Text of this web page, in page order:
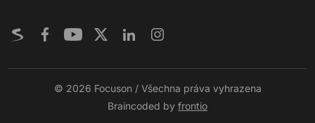
© 2026 Focuson / Všechna práva vyhrazena
Braincoded by frontio